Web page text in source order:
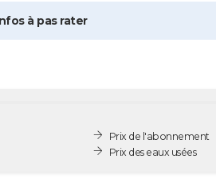
à pas rater
Prix de l'abonnement
Prix des eaux usées